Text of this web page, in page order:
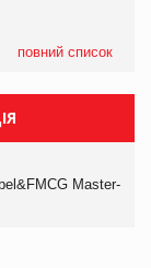
повний список
Master-